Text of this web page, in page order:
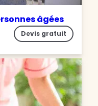
âgées
Devis gratuit